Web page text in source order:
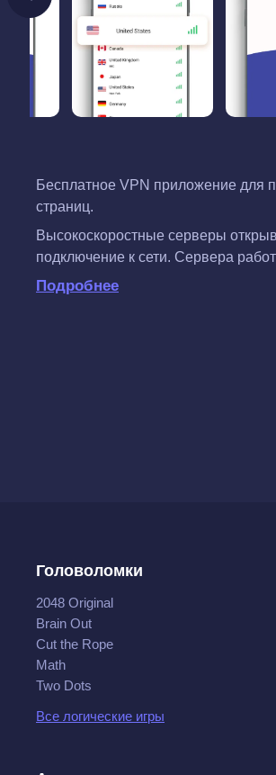
Бесплатное VPN приложение для
страниц.
Высокоскоростные серверы
подключение к сети. Сервера
Подробнее
Головоломки
2048 Original
Brain Out
Cut the Rope
Math
Two Dots
Все логические игры